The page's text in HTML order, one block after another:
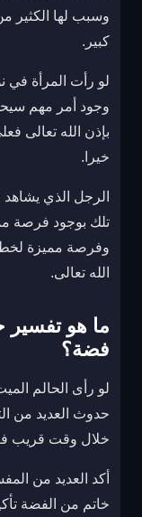
وسبب لها الكثير
كبير.
لو رأت المرأة في
وجود أمر مهم
بإذن الله تعالى
خيرا.
الرجل الذي
تلك بوجود فرصة
وفرصة مميزة
الله تعالى.
ما هو تفسير
فضة؟
لو رأى الحالم
حدوث العديد من
خلال وقت قريب
أكد العديد من
خاتم من الفضة